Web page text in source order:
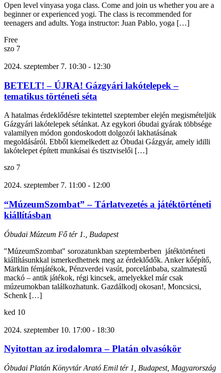
Open level vinyasa yoga class. Come and join us whether you are a
beginner or experienced yogi. The class is recommended for
teenagers and adults. Yoga instructor: Juan Pablo, yoga […]
Free
szo 7
2024. szeptember 7. 10:30 - 12:30
BETELT! – ÚJRA! Gázgyári lakótelepek –
tematikus történeti séta
A hatalmas érdeklődésre tekintettel szeptember elején megismételjük
Gázgyári lakótelepek sétánkat. Az egykori óbudai gyárak többsége
valamilyen módon gondoskodott dolgozói lakhatásának
megoldásáról. Ebből kiemelkedett az Óbudai Gázgyár, amely idilli
lakótelepet épített munkásai és tisztviselői […]
szo 7
2024. szeptember 7. 11:00 - 12:00
“MúzeumSzombat” – Tárlatvezetés a játéktörténeti
kiállításban
Óbudai Múzeum Fő tér 1., Budapest
"MúzeumSzombat" sorozatunkban szeptemberben játéktörténeti
kiállításunkkal ismerkedhetnek meg az érdeklődők. Anker kőépítő,
Märklin fémjátékok, Pénzverdei vasút, porcelánbaba, szalmatestű
mackó – antik játékok, régi kincsek, amelyekkel már csak
múzeumokban találkozhatunk. Gazdálkodj okosan!, Moncsicsi,
Schenk […]
ked 10
2024. szeptember 10. 17:00 - 18:30
Nyitottan az irodalomra – Platán olvasókör
Óbudai Platán KönyvtárArató Emil tér 1, Budapest, Magyarország